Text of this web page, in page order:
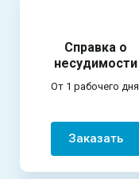
Справка о
несудимости
От 1 рабочего дня.
Заказать